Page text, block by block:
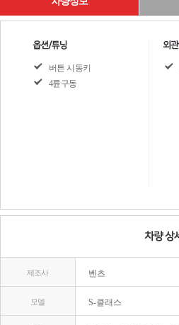
버튼 시동키
4륜구동
제조사 벤츠
모델 S-클래스